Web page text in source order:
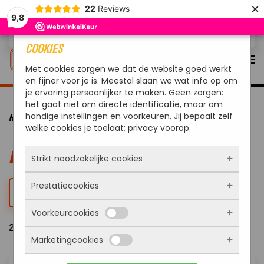
9,8
22 Reviews ×
Overslaan en naar de inhoud gaan
HOME MERKEN LOTUSGRILL
LOTUSGRILL
FILTER
21 Resultaten
COOKIES
Met cookies zorgen we dat de website goed werkt
en fijner voor je is. Meestal slaan we wat info op om
je ervaring persoonlijker te maken. Geen zorgen:
het gaat niet om directe identificatie, maar om
handige instellingen en voorkeuren. Jij bepaalt zelf
welke cookies je toelaat; privacy voorop.
Strikt noodzakelijke cookies
Deze cookies zorgen ervoor dat de website
überhaupt werkt. Ze zijn dus altijd actief en
kunnen niet worden uitgezet. Meestal worden
ze alleen geplaatst als jij iets doet, zoals
inloggen, een formulier invullen of je
privacyvoorkeuren opslaan. Je kunt je browser
zo instellen dat hij deze cookies blokkeert of je
Prestatiecookies
Met deze cookies zien we hoe vaak onze site
bezocht wordt, waar bezoekers vandaan
komen en welke pagina’s populair zijn. Zo
kunnen we de website blijven verbeteren.
Voorkeurcookies
Deze cookies onthouden jouw voorkeuren.
Bijvoorbeeld taalkeuze of ingevulde gegevens.
Marketingcookies